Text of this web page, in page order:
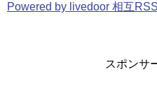
Powered by livedoor 相互RSS
スポンサ